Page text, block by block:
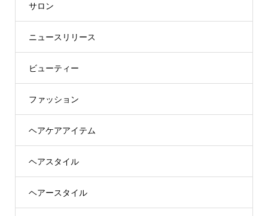
サロン
ニュースリリース
ビューティー
ファッション
ヘアケアアイテム
ヘアスタイル
ヘアースタイル